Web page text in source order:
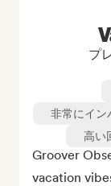
プ
非常にイン
高い
Groover
vacation